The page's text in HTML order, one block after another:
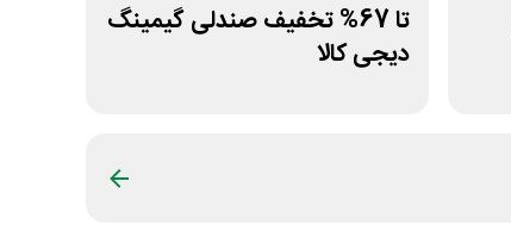
تا 67% تخفیف صندلی گیمینگ
دیجی کالا